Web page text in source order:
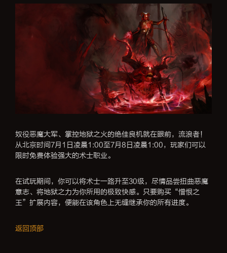
奴役恶魔大军、掌控地狱之火的绝佳良机就在眼前，流浪者！
从北京时间7月1日凌晨1:00至7月8日凌晨1:00，玩家们可以
限时免费体验强大的术士职业。
在试玩期间，你可以将术士一路升至30级，尽情品尝扭曲恶魔
意志、将地狱之力为你所用的极致快感。只要购买“憎恨之
王”扩展内容，便能在该角色上无缝继承你的所有进度。
返回顶部